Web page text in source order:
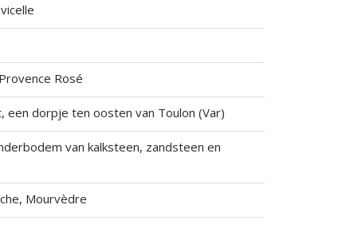
Rosé
een dorpje ten oosten van Toulon (Var)
van kalksteen, zandsteen en
Mourvèdre